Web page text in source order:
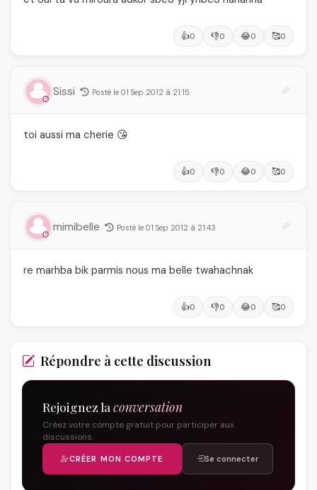
👍0 👎0 😂0 🥰0
Sissi Posté le 01 Sep 2012 à 21:15
toi aussi ma cherie 😘
👍0 👎0 😂0 🥰0
mimibelle Posté le 01 Sep 2012 à 21:43
re marhba bik parmis nous ma belle twahachnak
👍0 👎0 😂0 🥰0
Répondre à cette discussion
Rejoignez la conversation
Créez votre compte gratuit pour participer aux
discussions.
CRÉER MON COMPTE Se connecter